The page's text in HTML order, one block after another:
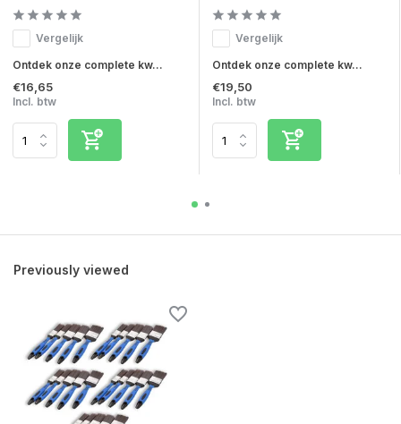
Vergelijk
Ontdek onze complete kw...
€16,65
Incl. btw
Vergelijk
Ontdek onze complete kw...
€19,50
Incl. btw
Previously viewed